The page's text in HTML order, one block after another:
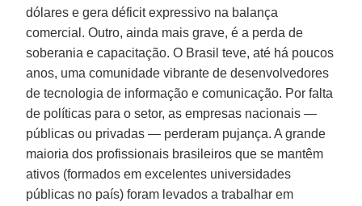
dólares e gera déficit expressivo na balança
comercial. Outro, ainda mais grave, é a perda de
soberania e capacitação. O Brasil teve, até há poucos
anos, uma comunidade vibrante de desenvolvedores
de tecnologia de informação e comunicação. Por falta
de políticas para o setor, as empresas nacionais —
públicas ou privadas — perderam pujança. A grande
maioria dos profissionais brasileiros que se mantêm
ativos (formados em excelentes universidades
públicas no país) foram levados a trabalhar em